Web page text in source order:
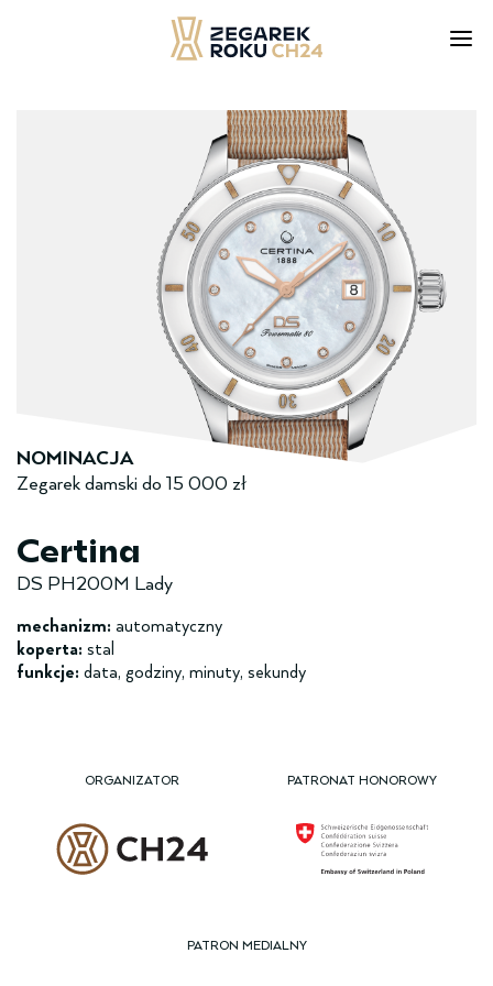
Certina
DS PH200M Lady
mechanizm: automatyczny
koperta: stal
funkcje: data, godziny, minuty, sekundy
NOMINACJA
Zegarek damski ­do­ 15 000 zł
ORGANIZATOR PATRONAT HONOROWY
PATRON MEDIALNY